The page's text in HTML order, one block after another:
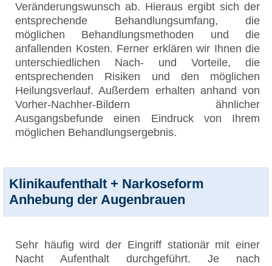
Veränderungswunsch ab. Hieraus ergibt sich der
entsprechende Behandlungsumfang, die
möglichen Behandlungsmethoden und die
anfallenden Kosten. Ferner erklären wir Ihnen die
unterschiedlichen Nach- und Vorteile, die
entsprechenden Risiken und den möglichen
Heilungsverlauf. Außerdem erhalten anhand von
Vorher-Nachher-Bildern ähnlicher
Ausgangsbefunde einen Eindruck von Ihrem
möglichen Behandlungsergebnis.
Klinikaufenthalt + Narkoseform
Anhebung der Augenbrauen
Sehr häufig wird der Eingriff stationär mit einer
Nacht Aufenthalt durchgeführt. Je nach